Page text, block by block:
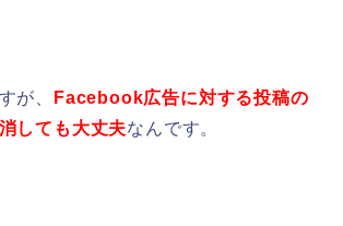
が、
Facebook広告に対する投稿の
しても大丈夫なんです。